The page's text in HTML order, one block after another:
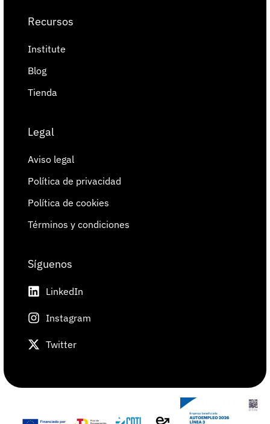
Recursos
Institute
Blog
Tienda
Legal
Aviso legal
Política de privacidad
Política de cookies
Términos y condiciones
Síguenos
LinkedIn
Instagram
Twitter